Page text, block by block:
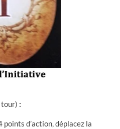
tour) :
d’action, déplacez la